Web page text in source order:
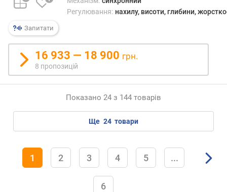
Запитати
Регулювання: нахилу, висоти, глибини,
16 933 — 18 900 грн.
8 пропозицій
Показано 24 з 144 товарів
ще 24 товари
1 2 3 4 5 ...
6